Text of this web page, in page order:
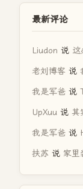
最新评论
Liudon 说
老刘博客 说
我是军爸 说
UpXuu 说 其
我是军爸 说
扶苏 说 家里